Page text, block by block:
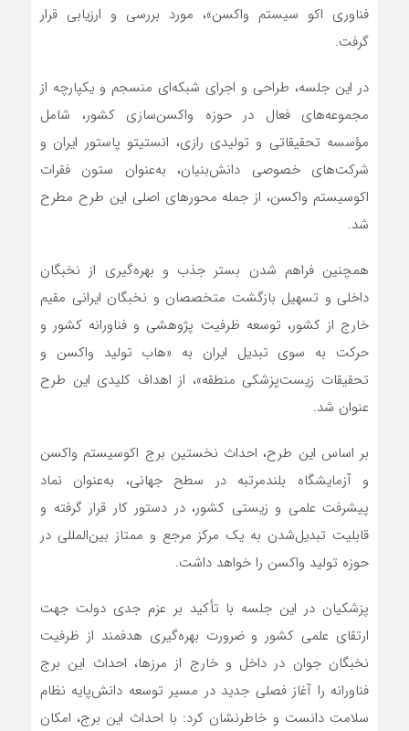
فناوری اکو سیستم واکسن»، مورد بررسی و ارزیابی قرار
گرفت.
در این جلسه، طراحی و اجرای شبکه‌ای منسجم و یکپارچه از
مجموعه‌های فعال در حوزه واکسن‌سازی کشور، شامل
مؤسسه تحقیقاتی و تولیدی رازی، انستیتو پاستور ایران و
شرکت‌های خصوصی دانش‌بنیان، به‌عنوان ستون فقرات
اکوسیستم واکسن، از جمله محور‌های اصلی این طرح مطرح
شد.
همچنین فراهم شدن بستر جذب و بهره‌گیری از نخبگان
داخلی و تسهیل بازگشت متخصصان و نخبگان ایرانی مقیم
خارج از کشور، توسعه ظرفیت پژوهشی و فناورانه کشور و
حرکت به سوی تبدیل ایران به «هاب تولید واکسن و
تحقیقات زیست‌پزشکی منطقه»، از اهداف کلیدی این طرح
عنوان شد.
بر اساس این طرح، احداث نخستین برج اکوسیستم واکسن
و آزمایشگاه بلندمرتبه در سطح جهانی، به‌عنوان نماد
پیشرفت علمی و زیستی کشور، در دستور کار قرار گرفته و
قابلیت تبدیل‌شدن به یک مرکز مرجع و ممتاز بین‌المللی در
حوزه تولید واکسن را خواهد داشت.
پزشکیان در این جلسه با تأکید بر عزم جدی دولت جهت
ارتقای علمی کشور و ضرورت بهره‌گیری هدفمند از ظرفیت
نخبگان جوان در داخل و خارج از مرزها، احداث این برج
فناورانه را آغاز فصلی جدید در مسیر توسعه دانش‌پایه نظام
سلامت دانست و خاطرنشان کرد: با احداث این برج، امکان